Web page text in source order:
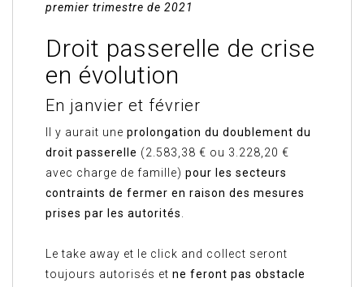
premier trimestre de 2021
Droit passerelle de crise
en évolution
En janvier et février
Il y aurait une prolongation du doublement du
droit passerelle (2.583,38 € ou 3.228,20 €
avec charge de famille) pour les secteurs
contraints de fermer en raison des mesures
prises par les autorités
Le take away et le click and collect seront
toujours autorisés et ne feront pas obstacle